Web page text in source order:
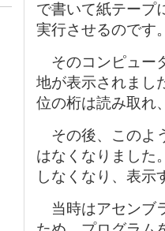
で書いて紙テープ
実行させるのです
そのコンピュー
地が表示されまし
位の桁は読み取れ
その後、このよ
はなくなりました
しなくなり、表示
当時はアセンブ